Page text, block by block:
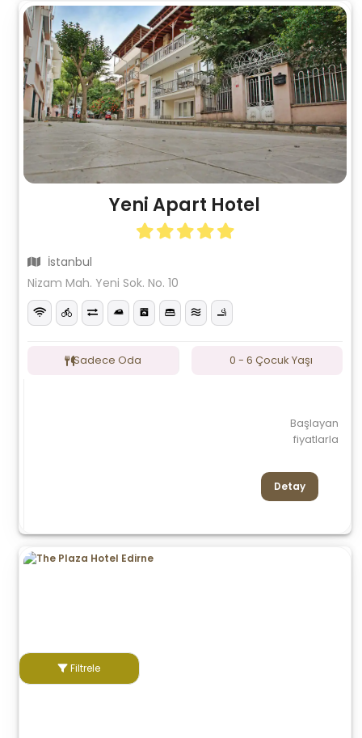
Filtrele
Yeni Apart Hotel
İstanbul
Nizam Mah. Yeni Sok. No. 10
Sadece Oda 0 - 6 Çocuk Yaşı
Başlayan
fiyatlarla
Detay